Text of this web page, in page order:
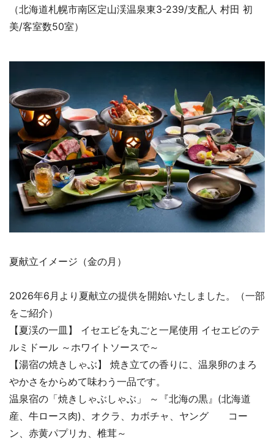
（北海道札幌市南区定山渓温泉東3-239/支配人 村田 初
美/客室数50室）
夏献立イメージ（金の月）
2026年6月より夏献立の提供を開始いたしました。（一部
をご紹介）
【夏渓の一皿】 イセエビを丸ごと一尾使用 イセエビのテ
ルミドール ～ホワイトソースで～
【湯宿の焼きしゃぶ】 焼き立ての香りに、温泉卵のまろ
やかさをからめて味わう一品です。
温泉宿の「焼きしゃぶしゃぶ」 ～『北海の黒』(北海道
産、牛ロース肉)、オクラ、カボチャ、ヤング コー
ン、赤黄パプリカ、椎茸～